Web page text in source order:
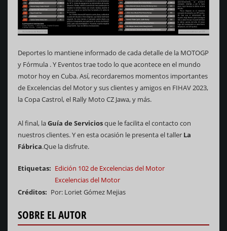
Deportes lo mantiene informado de cada detalle de la MOTOGP
y Fórmula . Y Eventos trae todo lo que acontece en el mundo
motor hoy en Cuba. Así, recordaremos momentos importantes
de Excelencias del Motor y sus clientes y amigos en FIHAV 2023,
la Copa Castrol, el Rally Moto CZ Jawa, y más.
Al final, laGuía de Serviciosque le facilita el contacto con
nuestros clientes. Y en esta ocasión le presenta el taller La
Fábrica.Que la disfrute.
Etiquetas
Edición 102 de Excelencias del Motor
Excelencias del Motor
Créditos
Por: Loriet Gómez Mejias
SOBRE EL AUTOR